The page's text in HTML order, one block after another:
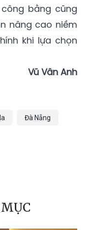
bằng cũng
nâng cao niềm
khi lựa chọn
Vũ Vân Anh
Đà Nẵng